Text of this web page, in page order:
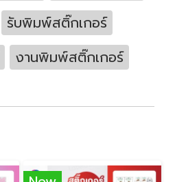
รับพิมพ์สติ๊กเกอร์
งานพิมพ์สติ๊กเกอร์